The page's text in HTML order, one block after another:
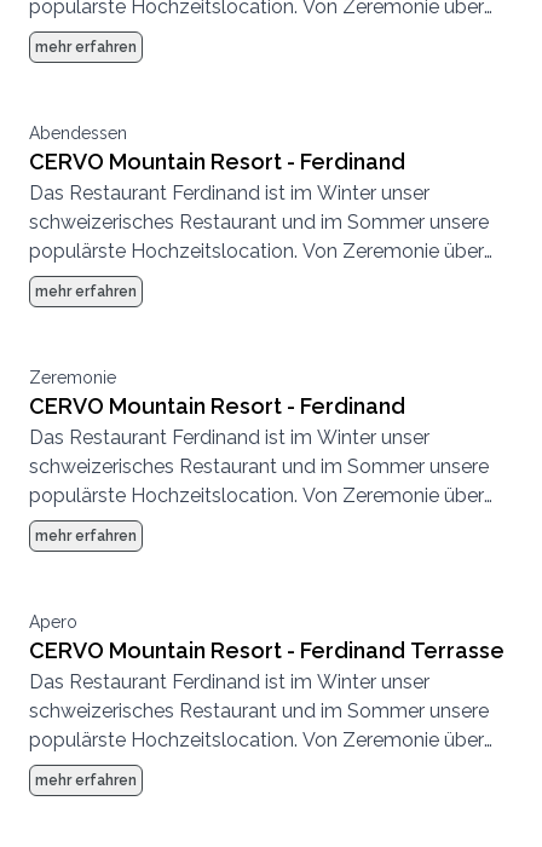
populärste Hochzeitslocation. Von Zeremonie über
Abendessen bis zur Party, hier können wir eine
komplette Hochzeit von Anfang bis Ende
mehr erfahren
Abendessen
CERVO Mountain Resort - Ferdinand
Das Restaurant Ferdinand ist im Winter unser
schweizerisches Restaurant und im Sommer unsere
populärste Hochzeitslocation. Von Zeremonie über
Abendessen bis zur Party, hier können wir eine
komplette Hochzeit von Anfang bis Ende
mehr erfahren
Zeremonie
CERVO Mountain Resort - Ferdinand
Das Restaurant Ferdinand ist im Winter unser
schweizerisches Restaurant und im Sommer unsere
populärste Hochzeitslocation. Von Zeremonie über
Abendessen bis zur Party, hier können wir eine
komplette Hochzeit von Anfang bis Ende
mehr erfahren
Apero
CERVO Mountain Resort - Ferdinand Terrasse
Das Restaurant Ferdinand ist im Winter unser
schweizerisches Restaurant und im Sommer unsere
populärste Hochzeitslocation. Von Zeremonie über
Abendessen bis zur Party, hier können wir eine
komplette Hochzeit von Anfang bis Ende
mehr erfahren